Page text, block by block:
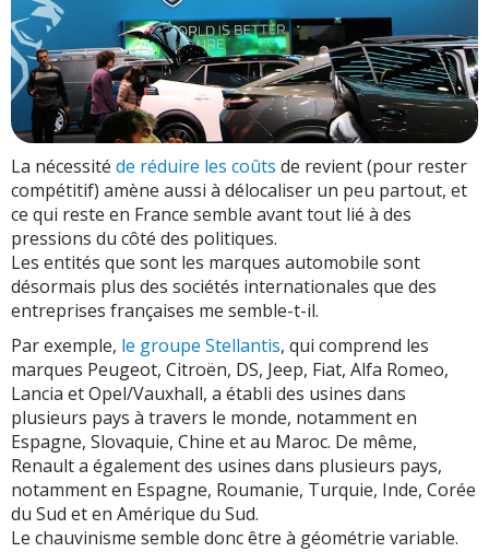
La nécessité de réduire les coûts de revient (pour rester
compétitif) amène aussi à délocaliser un peu partout, et
ce qui reste en France semble avant tout lié à des
pressions du côté des politiques.
Les entités que sont les marques automobile sont
désormais plus des sociétés internationales que des
entreprises françaises me semble-t-il.
Par exemple, le groupe Stellantis, qui comprend les
marques Peugeot, Citroën, DS, Jeep, Fiat, Alfa Romeo,
Lancia et Opel/Vauxhall, a établi des usines dans
plusieurs pays à travers le monde, notamment en
Espagne, Slovaquie, Chine et au Maroc. De même,
Renault a également des usines dans plusieurs pays,
notamment en Espagne, Roumanie, Turquie, Inde, Corée
du Sud et en Amérique du Sud.
Le chauvinisme semble donc être à géométrie variable.